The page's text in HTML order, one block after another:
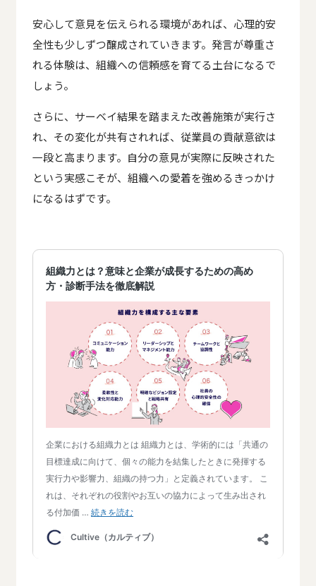
安心して意見を伝えられる環境があれば、心理的安
全性も少しずつ醸成されていきます。発言が尊重さ
れる体験は、組織への信頼感を育てる土台になるで
しょう。
さらに、サーベイ結果を踏まえた改善施策が実行さ
れ、その変化が共有されれば、従業員の貢献意欲は
一段と高まります。自分の意見が実際に反映された
という実感こそが、組織への愛着を強めるきっかけ
になるはずです。